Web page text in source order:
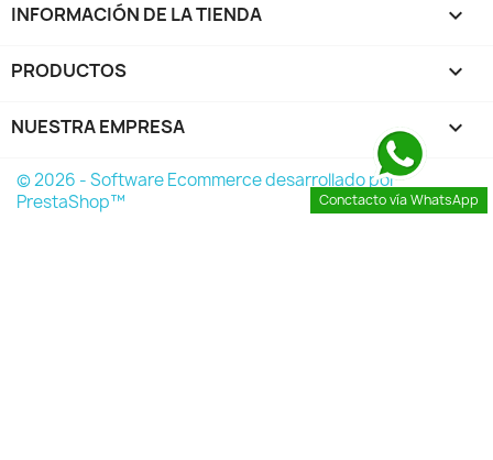
INFORMACIÓN DE LA TIENDA keyboard_arrow_down
PRODUCTOS 
NUESTRA EMPRESA 
© 2026 - Software Ecommerce desarrollado por
PrestaShop™
Conctacto vía WhatsApp